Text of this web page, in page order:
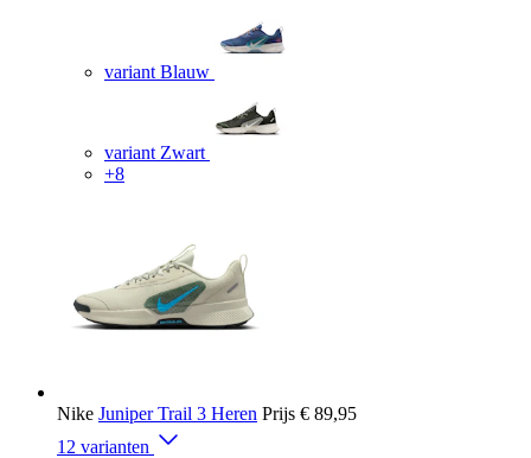
variant Blauw
variant Zwart
+8
Nike Juniper Trail 3 Heren Prijs € 89,95
12 varianten